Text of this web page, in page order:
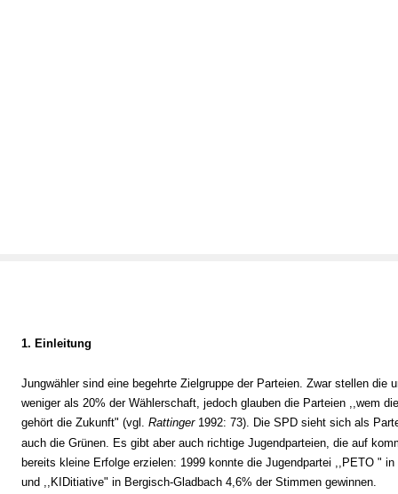
1. Einleitung
Jungwähler sind eine begehrte Zielgruppe der Parteien. Zwar stellen die
weniger als 20% der Wählerschaft, jedoch glauben die Parteien ,,wem
gehört die Zukunft" (vgl. Rattinger1992: 73). Die SPD sieht sich als
auch die Grünen. Es gibt aber auch richtige Jugendparteien, die auf
bereits kleine Erfolge erzielen: 1999 konnte die Jugendpartei ,,PETO "
und ,,KIDitiative" in Bergisch-Gladbach 4,6% der Stimmen gewinnen.